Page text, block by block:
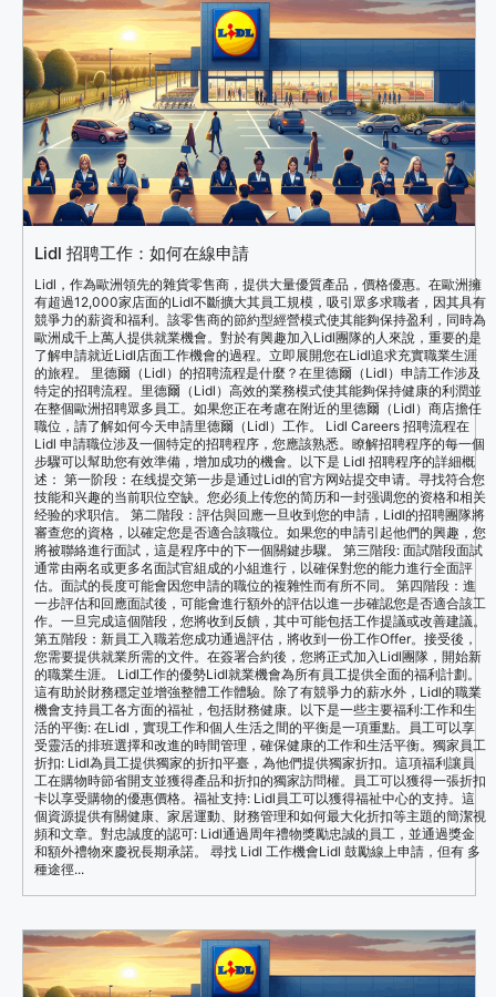
Lidl 招聘工作：如何在線申請
Lidl，作為歐洲領先的雜貨零售商，提供大量優質產品，價格優惠。在歐洲擁
有超過12,000家店面的Lidl不斷擴大其員工規模，吸引眾多求職者，因其具有
競爭力的薪資和福利。該零售商的節約型經營模式使其能夠保持盈利，同時為
歐洲成千上萬人提供就業機會。對於有興趣加入Lidl團隊的人來說，重要的是
了解申請就近Lidl店面工作機會的過程。立即展開您在Lidl追求充實職業生涯
的旅程。 里德爾（Lidl）的招聘流程是什麼？在里德爾（Lidl）申請工作涉及
特定的招聘流程。里德爾（Lidl）高效的業務模式使其能夠保持健康的利潤並
在整個歐洲招聘眾多員工。如果您正在考慮在附近的里德爾（Lidl）商店擔任
職位，請了解如何今天申請里德爾（Lidl）工作。 Lidl Careers 招聘流程在
Lidl 申請職位涉及一個特定的招聘程序，您應該熟悉。瞭解招聘程序的每一個
步驟可以幫助您有效準備，增加成功的機會。以下是 Lidl 招聘程序的詳細概
述： 第一阶段：在线提交第一步是通过Lidl的官方网站提交申请。寻找符合您
技能和兴趣的当前职位空缺。您必须上传您的简历和一封强调您的资格和相关
经验的求职信。 第二階段：評估與回應一旦收到您的申請，Lidl的招聘團隊將
審查您的資格，以確定您是否適合該職位。如果您的申請引起他們的興趣，您
將被聯絡進行面試，這是程序中的下一個關鍵步驟。 第三階段: 面試階段面試
通常由兩名或更多名面試官組成的小組進行，以確保對您的能力進行全面評
估。面試的長度可能會因您申請的職位的複雜性而有所不同。 第四階段：進
一步評估和回應面試後，可能會進行額外的評估以進一步確認您是否適合該工
作。一旦完成這個階段，您將收到反饋，其中可能包括工作提議或改善建議。
第五階段：新員工入職若您成功通過評估，將收到一份工作Offer。接受後，
您需要提供就業所需的文件。在簽署合約後，您將正式加入Lidl團隊，開始新
的職業生涯。 Lidl工作的優勢Lidl就業機會為所有員工提供全面的福利計劃。
這有助於財務穩定並增強整體工作體驗。除了有競爭力的薪水外，Lidl的職業
機會支持員工各方面的福祉，包括財務健康。以下是一些主要福利:工作和生
活的平衡: 在Lidl，實現工作和個人生活之間的平衡是一項重點。員工可以享
受靈活的排班選擇和改進的時間管理，確保健康的工作和生活平衡。獨家員工
折扣: Lidl為員工提供獨家的折扣平臺，為他們提供獨家折扣。這項福利讓員
工在購物時節省開支並獲得產品和折扣的獨家訪問權。員工可以獲得一張折扣
卡以享受購物的優惠價格。福祉支持: Lidl員工可以獲得福祉中心的支持。這
個資源提供有關健康、家居運動、財務管理和如何最大化折扣等主題的簡潔視
頻和文章。對忠誠度的認可: Lidl通過周年禮物獎勵忠誠的員工，並通過獎金
和額外禮物來慶祝長期承諾。 尋找 Lidl 工作機會Lidl 鼓勵線上申請，但有 多
種途徑...